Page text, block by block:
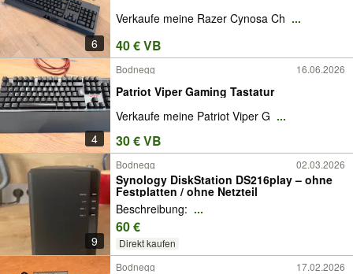
6
Verkaufe meine Razer Cynosa Ch ...
40 € VB
4
Bodnegg 16.06.2026
Patriot Viper Gaming Tastatur
Verkaufe meine Patriot Viper G ...
30 € VB
9
Bodnegg 02.03.2026
Synology DiskStation DS216play – ohne
Festplatten / ohne Netzteil
Beschreibung: ...
60 €
Direkt kaufen
Bodnegg 17.02.2026